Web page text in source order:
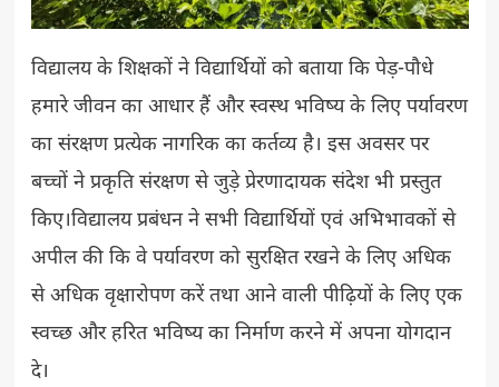
विद्यालय के शिक्षकों ने विद्यार्थियों को बताया कि पेड़-पौधे
हमारे जीवन का आधार हैं और स्वस्थ भविष्य के लिए पर्यावरण
का संरक्षण प्रत्येक नागरिक का कर्तव्य है। इस अवसर पर
बच्चों ने प्रकृति संरक्षण से जुड़े प्रेरणादायक संदेश भी प्रस्तुत
किए।विद्यालय प्रबंधन ने सभी विद्यार्थियों एवं अभिभावकों से
अपील की कि वे पर्यावरण को सुरक्षित रखने के लिए अधिक
से अधिक वृक्षारोपण करें तथा आने वाली पीढ़ियों के लिए एक
स्वच्छ और हरित भविष्य का निर्माण करने में अपना योगदान
दे।